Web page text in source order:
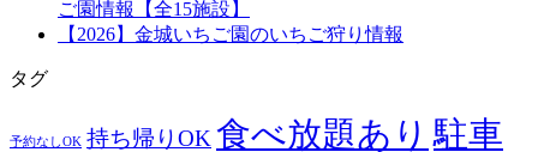
ご園情報【全15施設】
【2026】金城いちご園のいちご狩り情報
タグ
予約なしOK 持ち帰りOK 食べ放題あり 駐車